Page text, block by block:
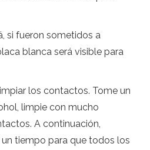
si fueron sometidos a
blanca será visible para
los contactos. Tome un
limpie con mucho
A continuación,
tiempo para que todos los